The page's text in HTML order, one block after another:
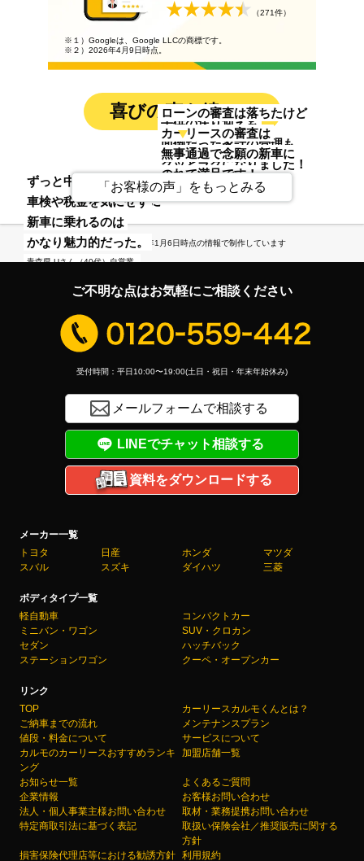
（271件）
※１）Googleは、Google LLCの商標です。
※２）2026年4月9日時点。
喜びの声も続々！
貯金がなくても
乗りたいと思った新車に
乗れるんだって
正直、驚きましたね。
埼玉県 Mさん（20代）大工
子供の送り迎えも
面倒だった家計の管理も
グッとラクになりました！
東京都 Oさん（30代）主婦
ずっと中古車だったから
車検や税金を気にせず
新車に乗れるのは
かなり魅力的だった。
青森県 Uさん（40代）自営業
ローンの審査は落ちたけど
カーリースの審査は
無事通過で念願の新車に
のれて満足です！
神奈川県 Kさん（40代）バス運転手
「お客様の声」をもっとみる
※この記事は2026年1月6日時点の情報で制作しています
メーカー一覧
トヨタ
日産 ホンダ
マツダ
スバル
スズキ ダイハツ 三菱
ボディタイプ一覧
軽自動車
コンパクトカー
ミニバン・ワゴン
SUV・クロカン
セダン
ハッチバック
ステーションワゴン
クーペ・オープンカー
リンク
TOP
カーリースカルモくんとは？
ご納車までの流れ
メンテナンスプラン
値段・料金について
サービスについて
カルモのカーリースおすすめランキ
ング
加盟店舗一覧
お知らせ一覧
よくあるご質問
企業情報
お客様お問い合わせ
法人・個人事業主様お問い合わせ
取材・業務提携お問い合わせ
特定商取引法に基づく表記
取扱い保険会社／推奨販売に関する
方針
損害保険代理店等における勧誘方針 利用規約
ご不明な点はお気軽にご相談ください
受付時間：平日10:00〜19:00(土日・祝日・年末年始休み)
メールフォームで相談する
LINEでチャット相談する
資料をダウンロードする